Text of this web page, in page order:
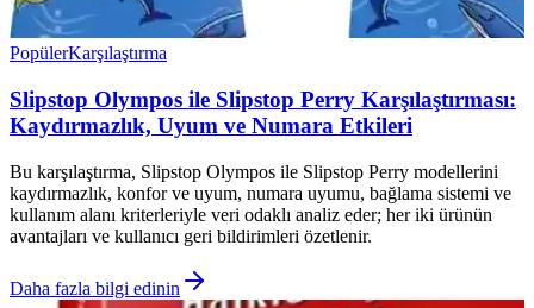
PopülerKarşılaştırma
Slipstop Olympos ile Slipstop Perry Karşılaştırması:
Kaydırmazlık, Uyum ve Numara Etkileri
Bu karşılaştırma, Slipstop Olympos ile Slipstop Perry modellerini
kaydırmazlık, konfor ve uyum, numara uyumu, bağlama sistemi ve
kullanım alanı kriterleriyle veri odaklı analiz eder; her iki ürünün
avantajları ve kullanıcı geri bildirimleri özetlenir.
Daha fazla bilgi edinin